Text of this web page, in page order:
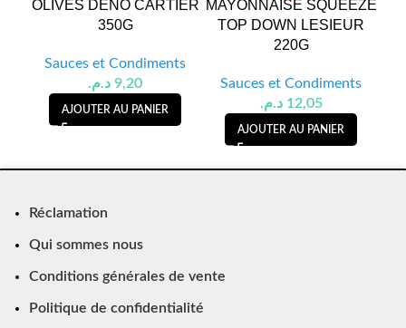
OLIVES DENO CARTIER
350G
Sauces et Condiments
9,20 د.م.
AJOUTER AU PANIER
MAYONNAISE SQUEEZE
TOP DOWN LESIEUR
220G
Sauces et Condiments
12,05 د.م.
AJOUTER AU PANIER
Réclamation
Qui sommes nous
Conditions générales de vente
Politique de confidentialité